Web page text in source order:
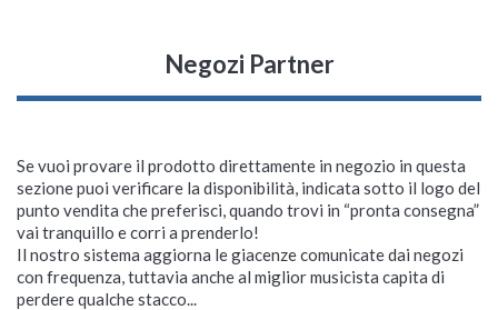
Negozi Partner
Se vuoi provare il prodotto direttamente in negozio in questa
sezione puoi verificare la disponibilità, indicata sotto il logo del
punto vendita che preferisci, quando trovi in “pronta consegna”
vai tranquillo e corri a prenderlo!
Il nostro sistema aggiorna le giacenze comunicate dai negozi
con frequenza, tuttavia anche al miglior musicista capita di
perdere qualche stacco...